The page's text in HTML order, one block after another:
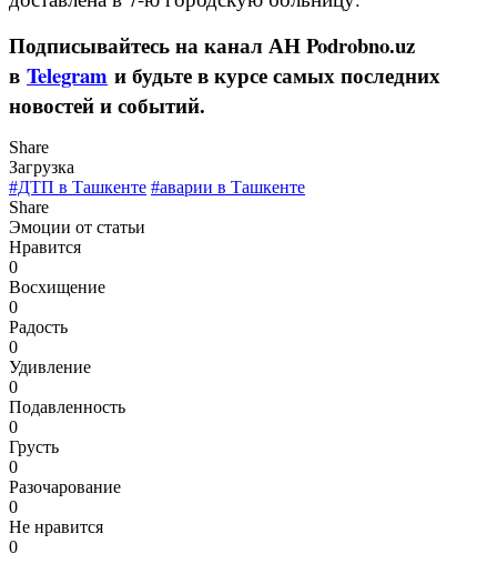
Подписывайтесь на канал АН Podrobno.uz
в Telegram и будьте в курсе самых последних
новостей и событий.
Share
Загрузка
#ДТП в Ташкенте #аварии в Ташкенте
Share
Эмоции от статьи
Нравится
0
Восхищение
0
Радость
0
Удивление
0
Подавленность
0
Грусть
0
Разочарование
0
Не нравится
0